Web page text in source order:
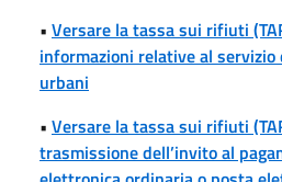
• Versare la tassa sui rifiuti
informazioni relative al
urbani
• Versare la tassa sui rifiuti
trasmissione dell’invito al